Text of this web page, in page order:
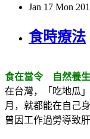
Jan 17 Mon
食時療法
食在當令 自然養生
在台灣，「吃地瓜
月，就都能在自己
曾因工作過勞導致